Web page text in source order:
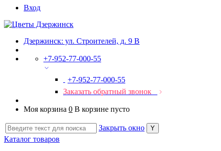
Вход
Дзержинск: ул. Строителей, д. 9 В
+7-952-77-000-55
+7-952-77-000-55
Заказать обратный звонок
Моя корзина 0 В корзине пусто
Закрыть окно
Каталог товаров